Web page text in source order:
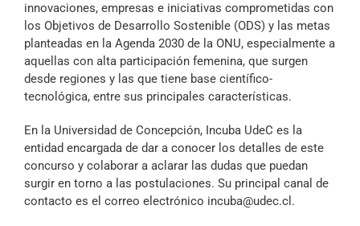
innovaciones, empresas e iniciativas comprometidas con
los Objetivos de Desarrollo Sostenible (ODS) y las metas
planteadas en la Agenda 2030 de la ONU, especialmente a
aquellas con alta participación femenina, que surgen
desde regiones y las que tiene base científico-
tecnológica, entre sus principales características.
En la Universidad de Concepción, Incuba UdeC es la
entidad encargada de dar a conocer los detalles de este
concurso y colaborar a aclarar las dudas que puedan
surgir en torno a las postulaciones. Su principal canal de
contacto es el correo electrónico incuba@udec.cl .